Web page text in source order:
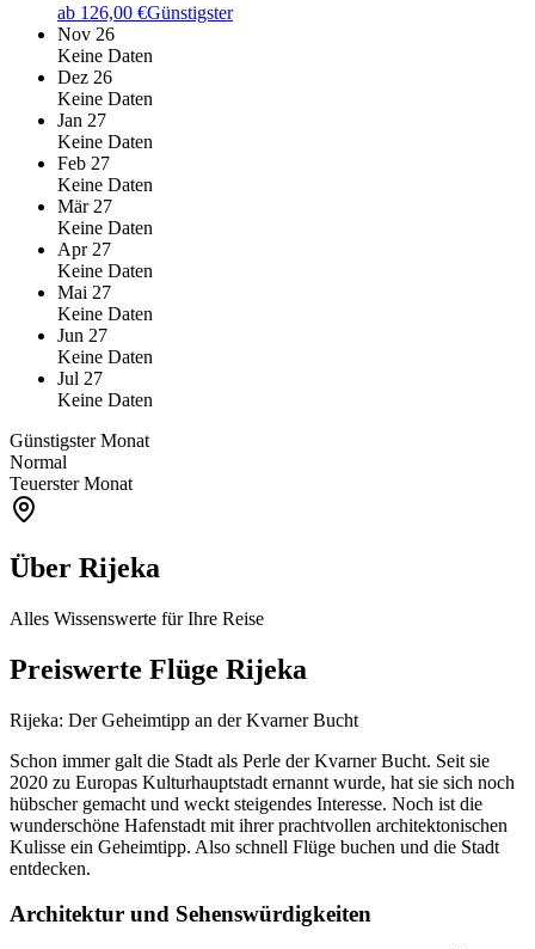
ab 126,00 €Günstigster
Nov 26
Keine Daten
Dez 26
Keine Daten
Jan 27
Keine Daten
Feb 27
Keine Daten
Mär 27
Keine Daten
Apr 27
Keine Daten
Mai 27
Keine Daten
Jun 27
Keine Daten
Jul 27
Keine Daten
Günstigster Monat
Normal
Teuerster Monat
Über Rijeka
Alles Wissenswerte für Ihre Reise
Preiswerte Flüge Rijeka
Rijeka: Der Geheimtipp an der Kvarner Bucht
Schon immer galt die Stadt als Perle der Kvarner Bucht. Seit sie
2020 zu Europas Kulturhauptstadt ernannt wurde, hat sie sich noch
hübscher gemacht und weckt steigendes Interesse. Noch ist die
wunderschöne Hafenstadt mit ihrer prachtvollen architektonischen
Kulisse ein Geheimtipp. Also schnell Flüge buchen und die Stadt
entdecken.
Architektur und Sehenswürdigkeiten